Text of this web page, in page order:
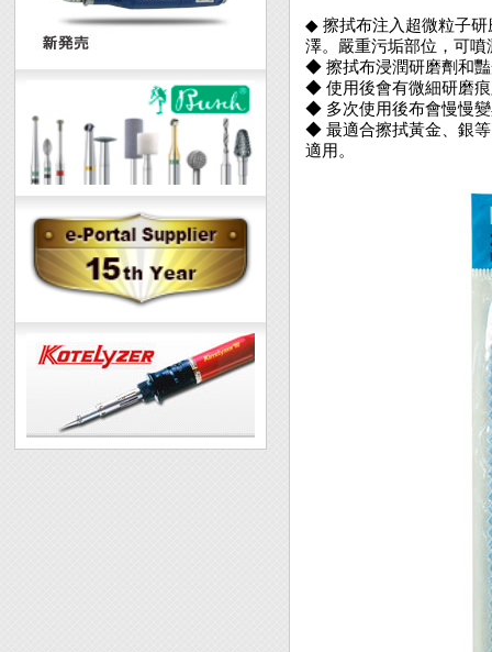
◆ 擦拭布注入超微粒子
澤。嚴重污垢部位，可
◆ 擦拭布浸潤研磨劑和
◆ 使用後會有微細研磨
◆ 多次使用後布會慢慢
◆ 最適合擦拭黃金、銀
適用。